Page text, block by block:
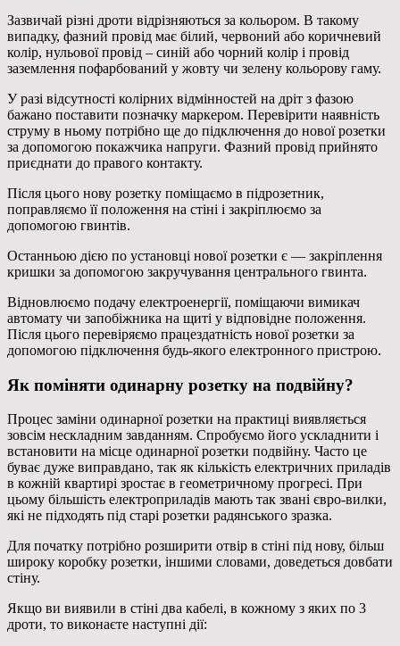
Зазвичай різні дроти відрізняються за кольором. В такому
випадку, фазний провід має білий, червоний або коричневий
колір, нульової провід – синій або чорний колір і провід
заземлення пофарбований у жовту чи зелену кольорову гаму.
У разі відсутності колірних відмінностей на дріт з фазою
бажано поставити позначку маркером. Перевірити наявність
струму в ньому потрібно ще до підключення до нової розетки
за допомогою покажчика напруги. Фазний провід прийнято
приєднати до правого контакту.
Після цього нову розетку поміщаємо в підрозетник,
поправляємо її положення на стіні і закріплюємо за
допомогою гвинтів.
Останньою дією по установці нової розетки є — закріплення
кришки за допомогою закручування центрального гвинта.
Відновлюємо подачу електроенергії, поміщаючи вимикач
автомату чи запобіжника на щиті у відповідне положення.
Після цього перевіряємо працездатність нової розетки за
допомогою підключення будь-якого електронного пристрою.
Як поміняти одинарну розетку на подвійну?
Процес заміни одинарної розетки на практиці виявляється
зовсім нескладним завданням. Спробуємо його ускладнити і
встановити на місце одинарної розетки подвійну. Часто це
буває дуже виправдано, так як кількість електричних приладів
в кожній квартирі зростає в геометричному прогресі. При
цьому більшість електроприладів мають так звані євро-вилки,
які не підходять під старі розетки радянського зразка.
Для початку потрібно розширити отвір в стіні під нову, більш
широку коробку розетки, іншими словами, доведеться довбати
стіну.
Якщо ви виявили в стіні два кабелі, в кожному з яких по 3
дроти, то виконаєте наступні дії: